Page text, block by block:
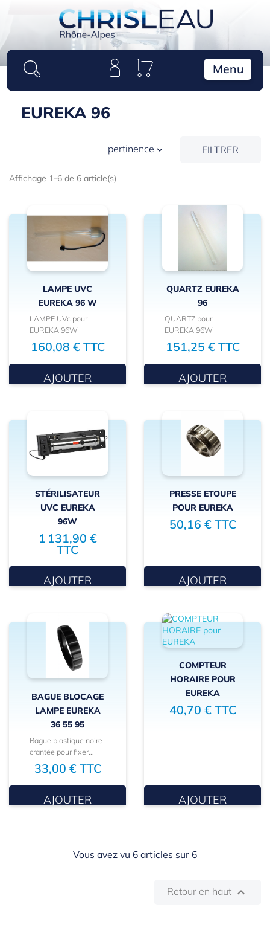
Menu
EUREKA 96
pertinence  FILTRER
Affichage 1-6 de 6 article(s)
LAMPE UVC
EUREKA 96 W
LAMPE UVc pour
EUREKA 96W
160,08 € TTC
AJOUTER
QUARTZ EUREKA
96
QUARTZ pour
EUREKA 96W
151,25 € TTC
AJOUTER
STÉRILISATEUR
UVC EUREKA
96W
1 131,90 €
TTC
AJOUTER
PRESSE ETOUPE
POUR EUREKA
50,16 € TTC
AJOUTER
BAGUE BLOCAGE
LAMPE EUREKA
36 55 95
Bague plastique noire
crantée pour fixer...
33,00 € TTC
AJOUTER
COMPTEUR
HORAIRE POUR
EUREKA
40,70 € TTC
AJOUTER
Vous avez vu 6 articles sur 6
Retour en haut 